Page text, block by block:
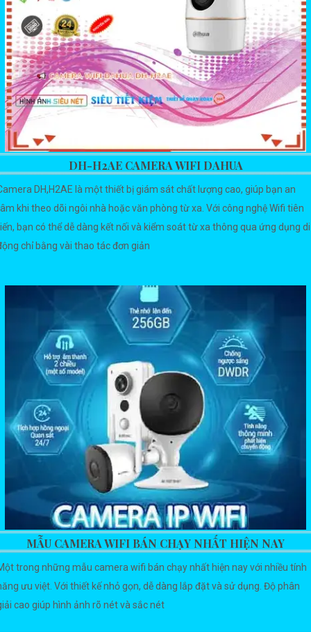
DH-H2AE CAMERA WIFI DAHUA
DH,H2AE là một thiết bị giám sát chất lượng cao, giúp bạn an
khi theo dõi ngôi nhà hoặc văn phòng từ xa. Với công nghệ Wifi tiên
bạn có thể dễ dàng kết nối và kiểm soát từ xa thông qua ứng dụng di
chỉ bằng vài thao tác đơn giản
MẪU CAMERA WIFI BÁN CHẠY NHẤT HIỆN NAY
trong những mẫu camera wifi bán chạy nhất hiện nay với nhiều tính
ưu việt. Với thiết kế nhỏ gọn, dễ dàng lắp đặt và sử dụng. Độ phân
cao giúp hình ảnh rõ nét và sắc nét